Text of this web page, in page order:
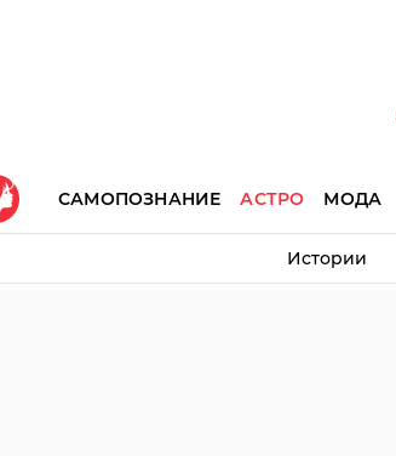
САМОПОЗНАНИЕ АСТРО МОДА
Истории